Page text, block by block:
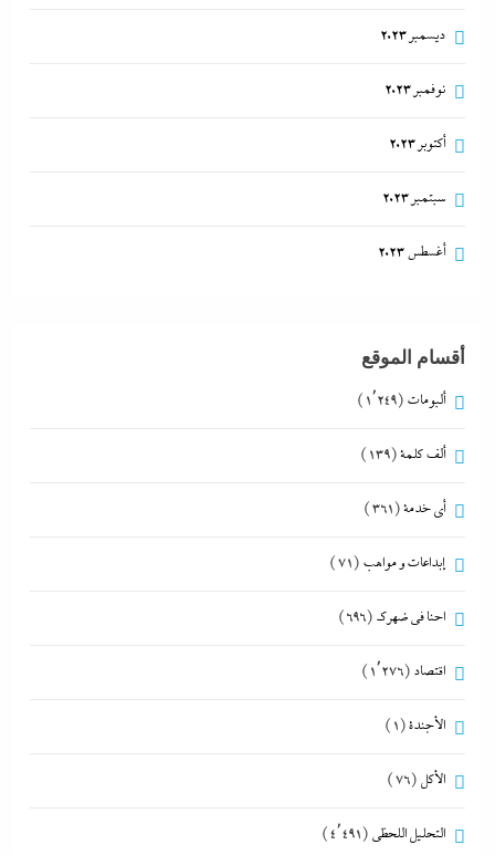
ديسمبر 2023
نوفمبر 2023
أكتوبر 2023
سبتمبر 2023
أغسطس 2023
أقسام الموقع
ألبومات (1٬249)
ألف كلمة(139)
أي خدمة(361)
إبداعات و مواهب (71)
احنا في ضهرك (696)
اقتصاد (1٬276)
الأجندة(1)
الأكل (76)
التحليل اللحظي (4٬491)